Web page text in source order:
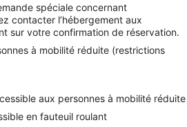
spéciale concernant
contacter l’hébergement aux
sur votre confirmation de réservation.
à mobilité réduite (restrictions
aux personnes à mobilité réduite
en fauteuil roulant